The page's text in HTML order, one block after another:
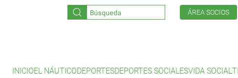
ÁREA SOCIOS
INICIOEL NÁUTICODEPORTESDEPORTES SOCIALESVIDA SOCIAL